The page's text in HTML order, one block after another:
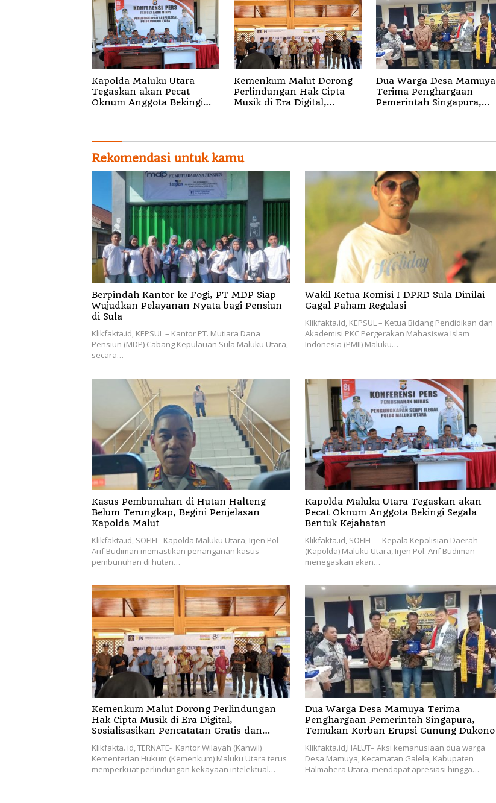
Kapolda Maluku Utara
Tegaskan akan Pecat
Oknum Anggota Bekingi
Kemenkum Malut Dorong
Perlindungan Hak Cipta
Musik di Era Digital,
Dua Warga Desa Mamuya
Terima Penghargaan
Pemerintah Singapura,
Rekomendasi untuk kamu
Berpindah Kantor ke Fogi, PT MDP Siap
Wujudkan Pelayanan Nyata bagi Pensiun
di Sula
Klikfakta.id, KEPSUL – Kantor PT. Mutiara Dana
Pensiun (MDP) Cabang Kepulauan Sula Maluku Utara,
secara…
Wakil Ketua Komisi I DPRD Sula Dinilai
Gagal Paham Regulasi
Klikfakta.id, KEPSUL – Ketua Bidang Pendidikan dan
Akademisi PKC Pergerakan Mahasiswa Islam
Indonesia (PMII) Maluku…
Kasus Pembunuhan di Hutan Halteng
Belum Terungkap, Begini Penjelasan
Kapolda Malut
Klikfakta.id, SOFIFI– Kapolda Maluku Utara, Irjen Pol
Arif Budiman memastikan penanganan kasus
pembunuhan di hutan…
Kapolda Maluku Utara Tegaskan akan
Pecat Oknum Anggota Bekingi Segala
Bentuk Kejahatan
Klikfakta.id, SOFIFI — Kepala Kepolisian Daerah
(Kapolda) Maluku Utara, Irjen Pol. Arif Budiman
menegaskan akan…
Kemenkum Malut Dorong Perlindungan
Hak Cipta Musik di Era Digital,
Sosialisasikan Pencatatan Gratis dan
Klikfakta. id, TERNATE- Kantor Wilayah (Kanwil)
Kementerian Hukum (Kemenkum) Maluku Utara terus
memperkuat perlindungan kekayaan intelektual…
Dua Warga Desa Mamuya Terima
Penghargaan Pemerintah Singapura,
Temukan Korban Erupsi Gunung Dukono
Klikfakta.id,HALUT– Aksi kemanusiaan dua warga
Desa Mamuya, Kecamatan Galela, Kabupaten
Halmahera Utara, mendapat apresiasi hingga…